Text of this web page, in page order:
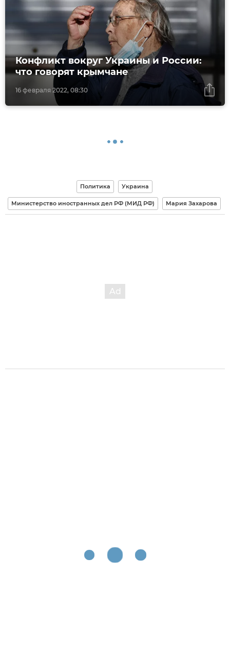
16 февраля 2022, 08:30
Конфликт вокруг Украины и России:
что говорят крымчане
Политика Украина
Министерство иностранных дел РФ (МИД РФ) Мария Захарова